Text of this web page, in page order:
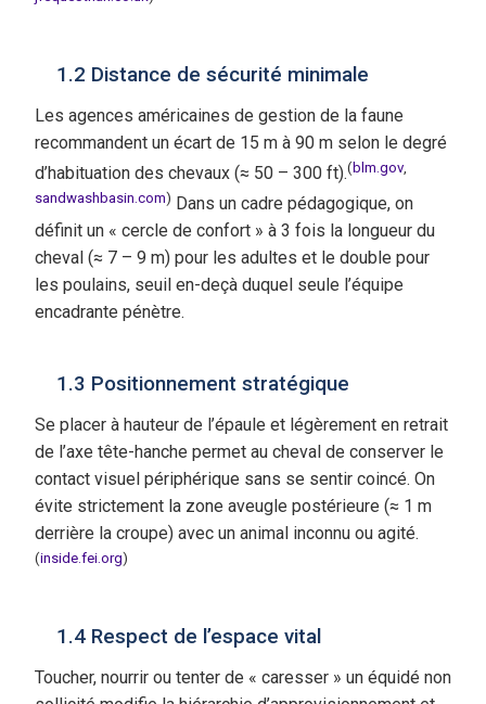
1.2 Distance de sécurité minimale
Les agences américaines de gestion de la faune
recommandent un écart de 15 m à 90 m selon le degré
d’habituation des chevaux (≈ 50 – 300 ft).(blm.gov
sandwashbasin.com) Dans un cadre pédagogique, on
définit un « cercle de confort » à 3 fois la longueur du
cheval (≈ 7 – 9 m) pour les adultes et le double pour
les poulains, seuil en-deçà duquel seule l’équipe
encadrante pénètre.
1.3 Positionnement stratégique
Se placer à hauteur de l’épaule et légèrement en retrait
de l’axe tête-hanche permet au cheval de conserver le
contact visuel périphérique sans se sentir coincé. On
évite strictement la zone aveugle postérieure (≈ 1 m
derrière la croupe) avec un animal inconnu ou agité.
(inside.fei.org)
1.4 Respect de l’espace vital
Toucher, nourrir ou tenter de « caresser » un équidé non